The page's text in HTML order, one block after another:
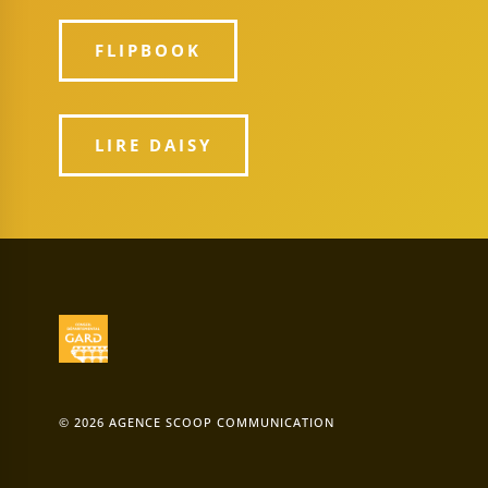
FLIPBOOK
LIRE DAISY
© 2026 AGENCE SCOOP COMMUNICATION